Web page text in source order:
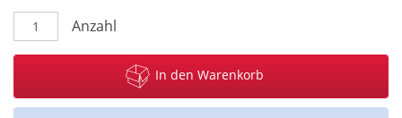
Anzahl
In den Warenkorb